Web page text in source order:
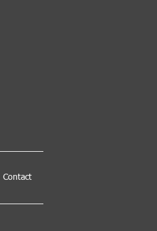
Contact